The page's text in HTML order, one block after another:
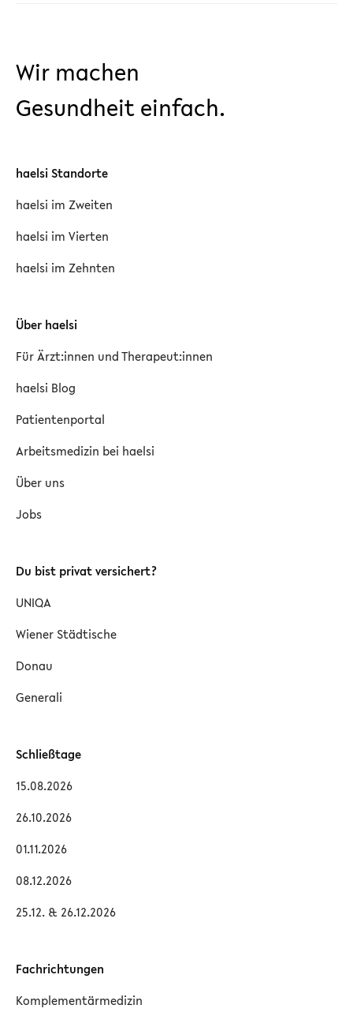
Wir machen
Gesundheit einfach.
haelsi Standorte
haelsi im Zweiten
haelsi im Vierten
haelsi im Zehnten
Über haelsi
Für Ärzt:innen und Therapeut:innen
haelsi Blog
Patientenportal
Arbeitsmedizin bei haelsi
Über uns
Jobs
Du bist privat versichert?
UNIQA
Wiener Städtische
Donau
Generali
Schließtage
15.08.2026
26.10.2026
01.11.2026
08.12.2026
25.12. & 26.12.2026
Fachrichtungen
Komplementärmedizin